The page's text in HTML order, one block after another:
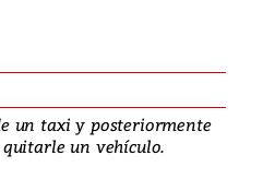
un taxi y posteriormente
un vehículo.